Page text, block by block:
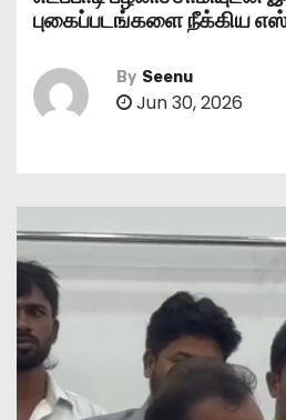
புகைப்படங்களை நீக்கிய
By Seenu
Jun 30, 2026